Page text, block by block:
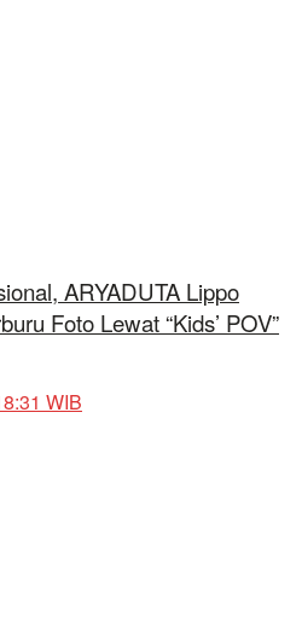
ARYADUTA Lippo
Foto Lewat “Kids’ POV”
WIB